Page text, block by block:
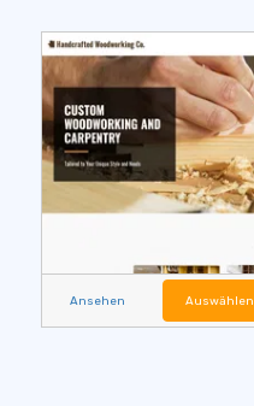
Ansehen Auswählen